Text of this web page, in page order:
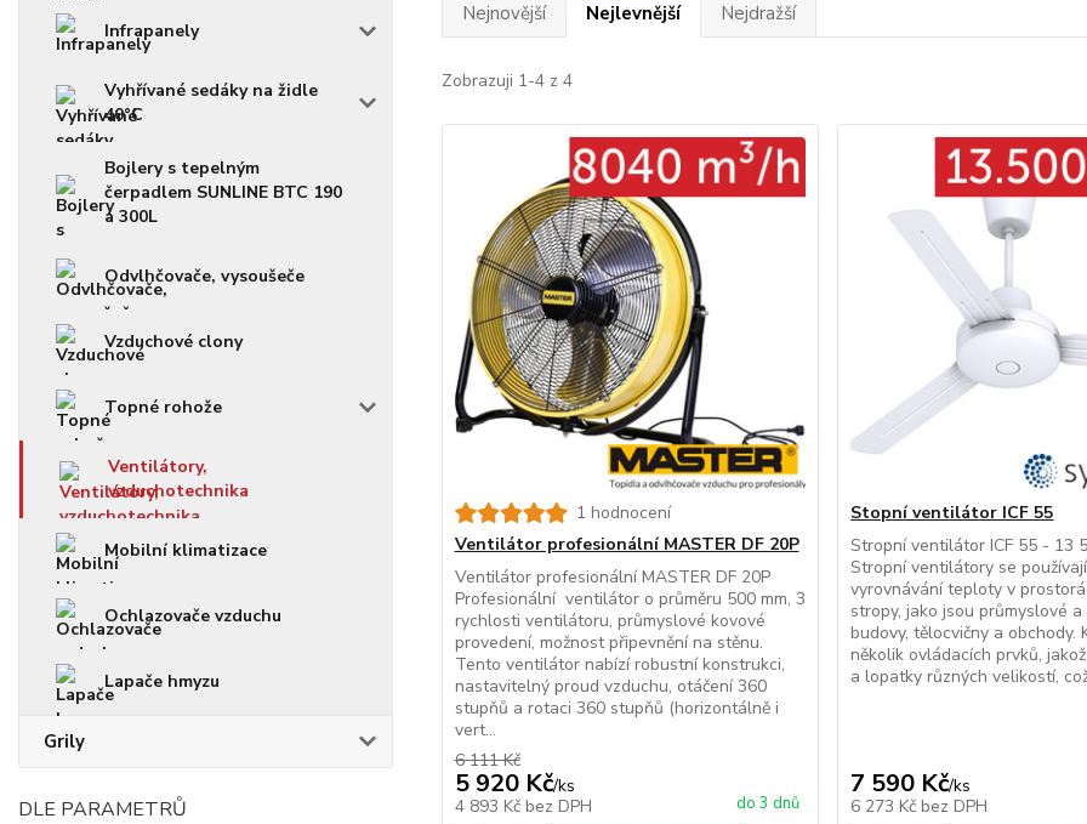
Infrapanely
Vyhřívané sedáky na židle
40°C
Bojlery s tepelným
čerpadlem SUNLINE BTC 190
a 300L
Odvlhčovače, vysoušeče
Vzduchové clony
Topné rohože
Ventilátory,
vzduchotechnika
Mobilní klimatizace
Ochlazovače vzduchu
Lapače hmyzu
Grily
DLE PARAMETRŮ
Nejnovější Nejlevnější Nejdražší
Zobrazuji 1-4 z 4
1 hodnocení
Ventilátor profesionální MASTER DF 20P
Ventilátor profesionální MASTER DF 20P
Profesionální ventilátor o průměru 500 mm, 3
rychlosti ventilátoru, průmyslové kovové
provedení, možnost připevnění na stěnu.
Tento ventilátor nabízí robustní konstrukci,
nastavitelný proud vzduchu, otáčení 360
stupňů a rotaci 360 stupňů (horizontálně i
vert...
6 111 Kč
5 920 Kč/ks
4 893 Kč bez DPH do 3 dnů
Stopní ventilátor ICF 55
Stropní ventilátor ICF 55 - 13
Stropní ventilátory se
vyrovnávání teploty v
stropy, jako jsou průmyslové
budovy, tělocvičny a obchody.
několik ovládacích prvků,
a lopatky různých velikostí,
7 590 Kč/ks
6 273 Kč bez DPH